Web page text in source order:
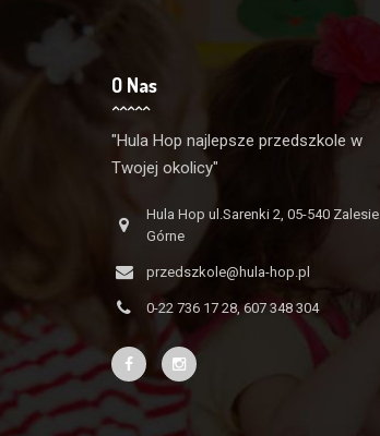
O Nas
"Hula Hop najlepsze przedszkole w
Twojej okolicy"
Hula Hop ul.Sarenki 2, 05-540 Zalesie
Górne
przedszkole@hula-hop.pl
0-22 736 17 28, 607 348 304